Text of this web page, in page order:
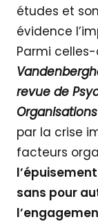
études et
évidence
Parmi
revue de
Organisations
par la crise
facteurs
sans pour